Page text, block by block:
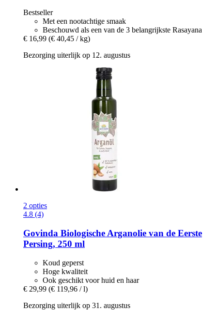
Bestseller
Met een nootachtige smaak
Beschouwd als een van de 3 belangrijkste Rasayana
€ 16,99 (€ 40,45 / kg)
Bezorging uiterlijk op 12. augustus
2 opties
4.8 (4)
Govinda Biologische Arganolie van de Eerste
Persing, 250 ml
Koud geperst
Hoge kwaliteit
Ook geschikt voor huid en haar
€ 29,99 (€ 119,96 / l)
Bezorging uiterlijk op 31. augustus